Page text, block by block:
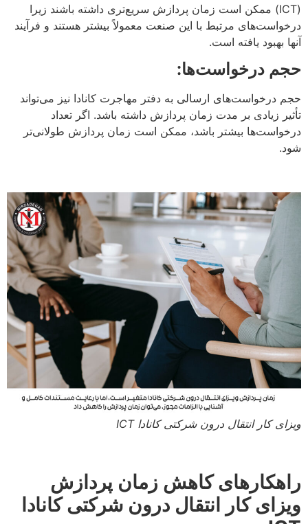
(ICT) ممکن است زمان پردازش سریع‌تری داشته باشند زیرا
درخواست‌های مرتبط با این صنعت معمولاً بیشتر هستند و فرآیند
آنها بهبود یافته است.
حجم درخواست‌ها:
حجم درخواست‌های ارسالی به دفتر مهاجرت کانادا نیز می‌تواند
تأثیر زیادی بر مدت زمان پردازش داشته باشد. اگر تعداد
درخواست‌ها بیشتر باشد، ممکن است زمان پردازش طولانی‌تر
شود.
ویزای کار انتقال درون شرکتی کانادا ICT
راهکارهای کاهش زمان پردازش
ویزای کار انتقال درون شرکتی کانادا